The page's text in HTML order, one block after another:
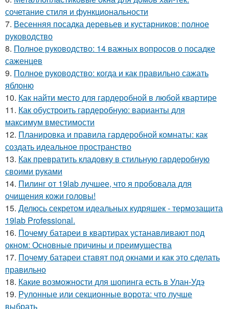
сочетание стиля и функциональности
7. Весенняя посадка деревьев и кустарников: полное
руководство
8. Полное руководство: 14 важных вопросов о посадке
саженцев
9. Полное руководство: когда и как правильно сажать
яблоню
10. Как найти место для гардеробной в любой квартире
11. Как обустроить гардеробную: варианты для
максимум вместимости
12. Планировка и правила гардеробной комнаты: как
создать идеальное пространство
13. Как превратить кладовку в стильную гардеробную
своими руками
14. Пилинг от 19lab лучшее, что я пробовала для
очищения кожи головы!
15. Делюсь секретом идеальных кудряшек - термозащита
19lab Professional.
16. Почему батареи в квартирах устанавливают под
окном: Основные причины и преимущества
17. Почему батареи ставят под окнами и как это сделать
правильно
18. Какие возможности для шопинга есть в Улан-Удэ
19. Рулонные или секционные ворота: что лучше
выбрать